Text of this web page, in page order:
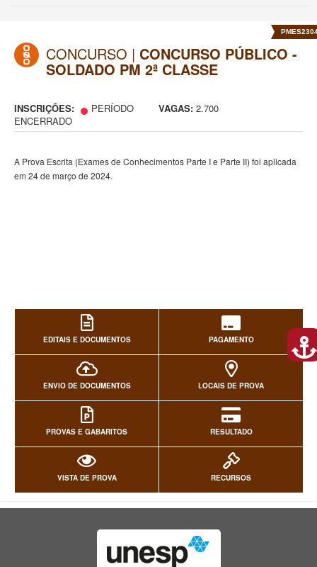
CONCURSO | CONCURSO PÚBLICO -
SOLDADO PM 2ª CLASSE
INSCRIÇÕES:
PERÍODO
ENCERRADO
VAGAS: 2.700
A Prova Escrita (Exames de Conhecimentos Parte I e Parte II) foi aplicada
em 24 de março de 2024.
EDITAIS E DOCUMENTOS PAGAMENTO
ENVIO DE DOCUMENTOS LOCAIS DE PROVA
PROVAS E GABARITOS RESULTADO
VISTA DE PROVA RECURSOS